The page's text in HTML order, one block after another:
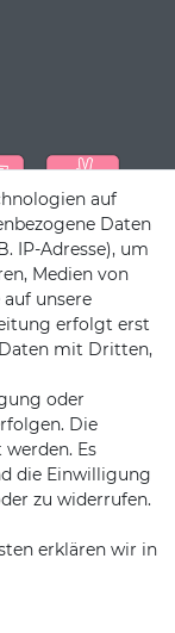
auf
Daten
IP-Adresse), um
Medien von
unsere
erfolgt erst
mit Dritten,
oder
Die
Es
die Einwilligung
zu widerrufen.
erklären wir in